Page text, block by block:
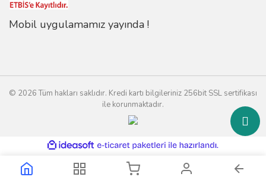
Mobil uygulamamız yayında !
© 2026 Tüm hakları saklıdır. Kredi kartı bilgileriniz 256bit SSL sertifikası
ile korunmaktadır.
ideasoft
e-
paketleri